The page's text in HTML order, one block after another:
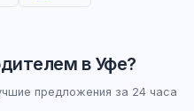
в Уфе?
предложения за 24 часа